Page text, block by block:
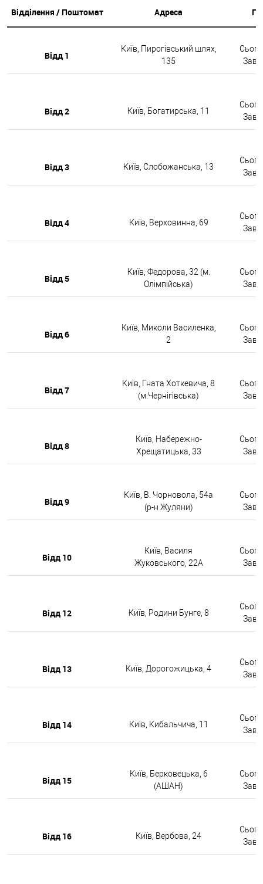
Відділення / Поштомат Адреса
Відд 1
Київ, Пирогівський шлях,
135
Відд 2 Київ, Богатирська, 11
Відд 3 Київ, Слобожанська, 13
Відд 4 Київ, Верховинна, 69
Відд 5
Київ, Федорова, 32 (м.
Олімпійська)
Відд 6
Київ, Миколи Василенка,
2
Відд 7
Київ, Гната Хоткевича, 8
(м.Чернігівська)
Відд 8
Київ, Набережно-
Хрещатицька, 33
Відд 9
Київ, В. Чорновола, 54а
(р-н Жуляни)
Відд 10
Київ, Василя
Жуковського, 22А
Відд 12 Київ, Родини Бунге, 8
Відд 13 Київ, Дорогожицька, 4
Відд 14 Київ, Кибальчича, 11
Відд 15
Київ, Берковецька, 6
(АШАН)
Відд 16 Київ, Вербова, 24